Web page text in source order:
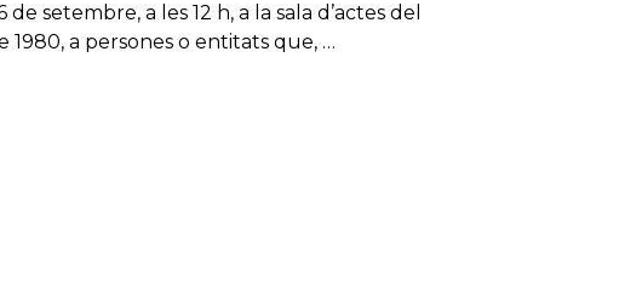
setembre, a les 12 h, a la sala d’actes del
1980, a persones o entitats que, …